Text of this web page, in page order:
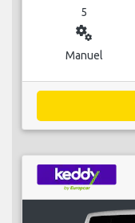
5
miscellaneous_services
Manuel